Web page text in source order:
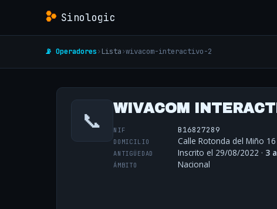
Sinologic
📡 Operadores› Lista›wivacom-interactivo-2
📞 WIVACOM
NIF B16827289
DOMICILIO Calle Rotonda del Miño
ANTIGÜEDAD Inscrito el 29/08/2022 · 3
ÁMBITO Nacional